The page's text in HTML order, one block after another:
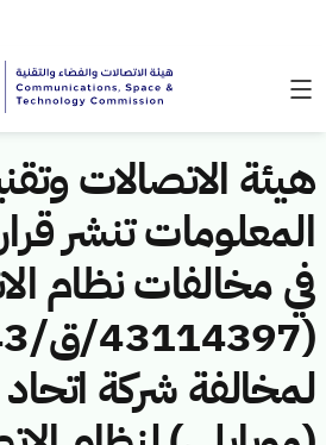
هيئة الاتصالات
المعلومات تنشر
في مخالفات نظام
لمخالفة شركة